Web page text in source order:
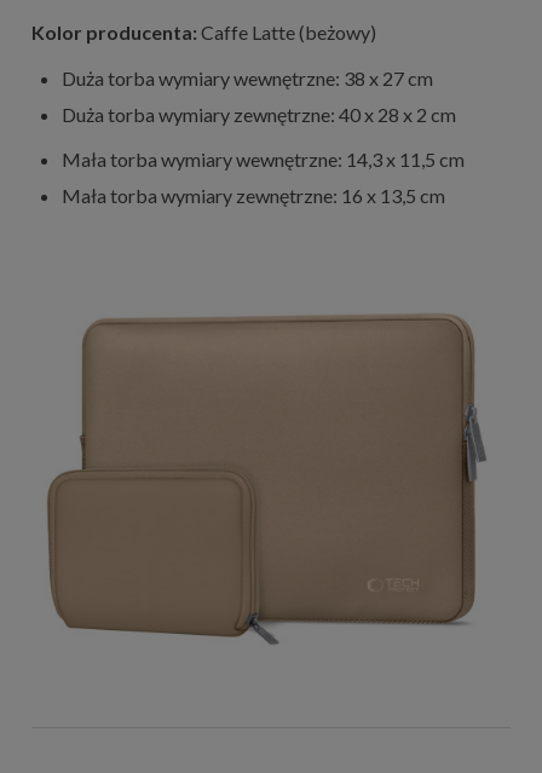
Kolor producenta: Caffe Latte (beżowy)
Duża torba wymiary wewnętrzne: 38 x 27 cm
Duża torba wymiary zewnętrzne: 40 x 28 x 2 cm
Mała torba wymiary wewnętrzne: 14,3 x 11,5 cm
Mała torba wymiary zewnętrzne: 16 x 13,5 cm